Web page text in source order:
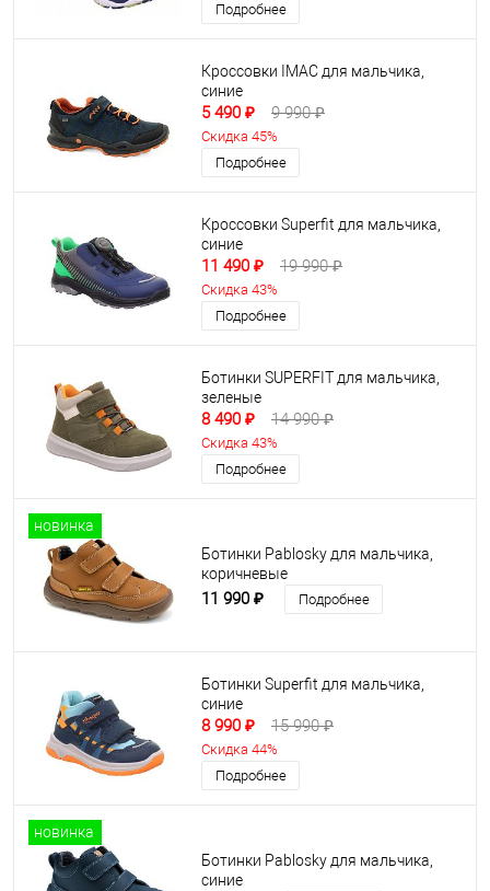
Подробнее
Кроссовки IMAC для мальчика,
синие
5 490 ₽ 9 990 ₽
Скидка 45%
Подробнее
Кроссовки Superfit для мальчика,
синие
11 490 ₽ 19 990 ₽
Скидка 43%
Подробнее
Ботинки SUPERFIT для мальчика,
зеленые
8 490 ₽ 14 990 ₽
Скидка 43%
Подробнее
новинка
Ботинки Pablosky для мальчика,
коричневые
11 990 ₽ Подробнее
Ботинки Superfit для мальчика,
синие
8 990 ₽ 15 990 ₽
Скидка 44%
Подробнее
новинка
Ботинки Pablosky для мальчика,
синие